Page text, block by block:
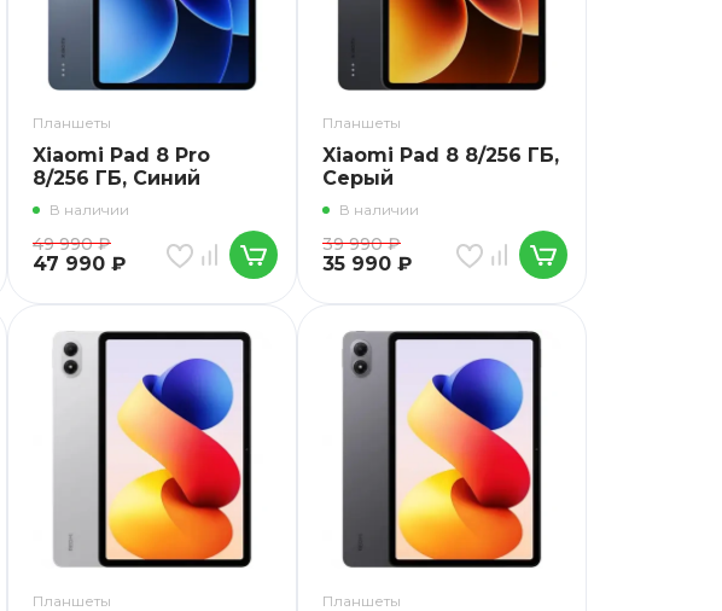
Планшеты
Xiaomi Pad 8 Pro
8/256 ГБ, Синий
В наличии
49 990₽
47 990 ₽
Планшеты
Xiaomi Pad 8 8/256 ГБ,
Серый
В наличии
39 990₽
35 990 ₽
Планшеты Планшеты